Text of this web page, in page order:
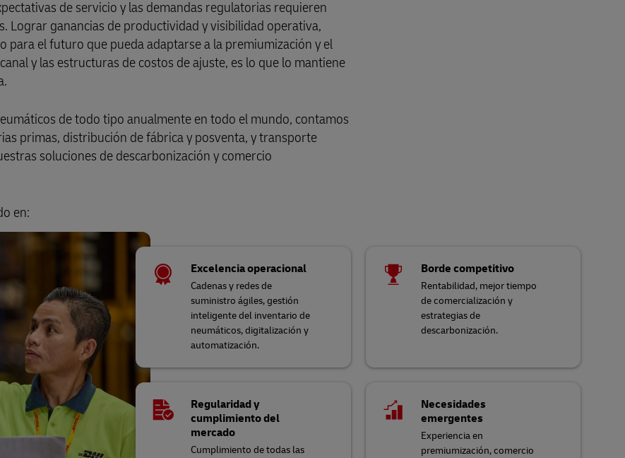
de servicio y las demandas regulatorias requieren
Lograr ganancias de productividad y visibilidad operativa,
para el futuro que pueda adaptarse a la premiumización y el
y las estructuras de costos de ajuste, es lo que lo mantiene
de todo tipo anualmente en todo el mundo, contamos
primas, distribución de fábrica y posventa, y transporte
soluciones de descarbonización y comercio
en:
Excelencia operacional
Cadenas y redes de
suministro ágiles, gestión
inteligente del inventario de
neumáticos, digitalización y
automatización.
Borde competitivo
Rentabilidad, mejor tiempo
de comercialización y
estrategias de
descarbonización.
Regularidad y
cumplimiento del
mercado
Cumplimiento de todas las
Necesidades
emergentes
Experiencia en
premiumización, comercio